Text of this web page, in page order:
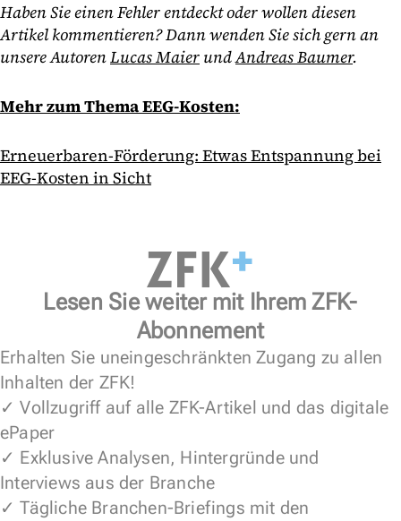
Haben Sie einen Fehler entdeckt oder wollen diesen
Artikel kommentieren? Dann wenden Sie sich gern an
unsere AutorenLucas Maier undAndreas Baumer.
Mehr zum Thema EEG-Kosten:
Erneuerbaren-Förderung: Etwas Entspannung bei
EEG-Kosten in Sicht
Lesen Sie weiter mit Ihrem ZFK-
Abonnement
Erhalten Sie uneingeschränkten Zugang zu allen
Inhalten der ZFK!
✓ Vollzugriff auf alle ZFK-Artikel und das digitale
ePaper
✓ Exklusive Analysen, Hintergründe und
Interviews aus der Branche
✓ Tägliche Branchen-Briefings mit den